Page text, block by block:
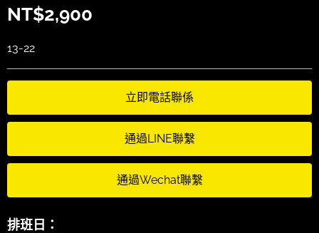
NT$2,900
13-22
立即電話聯係
通過LINE聯繫
通過Wechat聯繫
排班日：